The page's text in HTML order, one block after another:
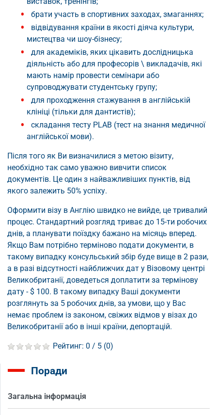
брати участь в спортивних заходах, змаганнях;
відвідування країни в якості діяча культури,
мистецтва чи шоу-бізнесу;
для академіків, яких цікавить дослідницька
діяльність або для професорів \ викладачів, які
мають намір провести семінари або
супроводжувати студентську групу;
для проходження стажування в англійській
клініці (тільки для дантистів);
складання тесту PLAB (тест на знання медичної
англійської мови).
Після того як Ви визначилися з метою візиту,
необхідно так само уважно вивчити список
документів. Це один з найважливіших пунктів, від
якого залежить 50% успіху.
Оформити візу в Англію швидко не вийде, це тривалий
процес. Стандартний розгляд триває до 15-ти робочих
днів, а планувати поїздку бажано на місяць вперед.
Якщо Вам потрібно терміново подати документи, в
такому випадку консульський збір буде вище в 2 рази,
а в разі відсутності найближчих дат у Візовому центрі
Великобританії, доведеться доплатити за термінову
дату - $ 100. В такому випадку Ваші документи
розглянуть за 5 робочих днів, за умови, що у Вас
немає проблем із законом, свіжих відмов у візах до
Великобританії або в інші країни, депортацій.
Рейтинг: 0 / 5 (0)
Поради
Загальна інформація